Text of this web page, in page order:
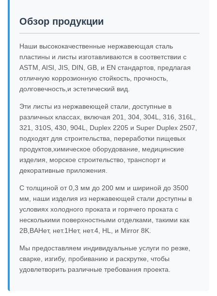
Обзор продукции
Наши высококачественные нержавеющая сталь
пластины и листы изготавливаются в соответствии с
ASTM, AISI, JIS, DIN, GB, и EN стандартов, предлагая
отличную коррозионную стойкость, прочность,
долговечность,и эстетический вид.
Эти листы из нержавеющей стали, доступные в
различных классах, включая 201, 304, 304L, 316, 316L,
321, 310S, 430, 904L, Duplex 2205 и Super Duplex 2507,
подходят для строительства, переработки пищевых
продуктов,химическое оборудование, медицинские
изделия, морское строительство, транспорт и
декоративные приложения.
С толщиной от 0,3 мм до 200 мм и шириной до 3500
мм, наши изделия из нержавеющей стали доступны в
условиях холодного проката и горячего проката с
несколькими поверхностными отделками, такими как
2B,BAНет, нет.1Нет, нет.4, HL, и Mirror 8K.
Мы предоставляем индивидуальные услуги по резке,
сварке, изгибу, пробиванию и раскрутке, чтобы
удовлетворить различные требования проекта.